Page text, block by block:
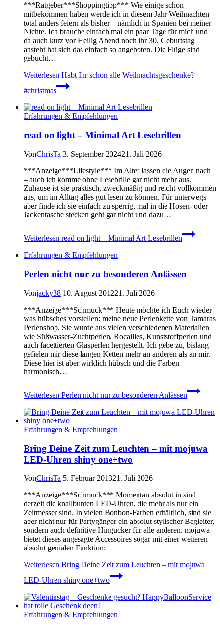
***Ratgeber***Shoppingtipp*** Wie einige schon
mitbekommen haben werde ich in diesem Jahr Weihnachten
total anders feiern als bisher – nämlich in Spanien bei meiner
Nichte. Ich brauche einfach mal ein paar Tage für mich und
da auch kurz vor Heilig Abend noch ihr 30. Geburtstag
ansteht hat sich das einfach so angeboten. Die Flüge sind
gebucht…
Weiterlesen Habt Ihr schon alle Weihnachtsgeschenke?
#christmas
Erfahrungen & Empfehlungen
read on light – Minimal Art Lesebrillen
VonChrisTa 3. September 202421. Juli 2026
***Anzeige***Lifestyle*** Im Alter lassen die Augen nach
– auch ich komme ohne Lesebrille gar nicht mehr aus.
Zuhause ist sie praktisch, zweckmäßig und reicht vollkommen
aus, um im Alltag alles gut lesen zu können. Für unterwegs
aber finde ich sie einfach zu sperrig, mal in die Hosen- oder
Jackentasche stecken geht gar nicht und dazu…
Weiterlesen read on light – Minimal Art Lesebrillen
Erfahrungen & Empfehlungen
Perlen nicht nur zu besonderen Anlässen
Vonjacky38 10. August 201221. Juli 2026
***Anzeige***Schmuck*** Heute möchte ich Euch wieder
was hübsches vorstellen: meine neue Perlenkette von Tamaras
Perlenshop. Sie wurde aus vielen verschiedenen Materialien
wie Süßwasser-Zuchtperlen, Rocailles, Kunststoffperlen und
auch facettierten Glasperlen hergestellt. Ich gebe zu, bislang
gefielen mir diese langen Ketten mehr an anderen als an mir.
Diese hier ist aber wirklich hübsch und die Farben
harmonisch…
Weiterlesen Perlen nicht nur zu besonderen Anlässen
Erfahrungen & Empfehlungen
Bring Deine Zeit zum Leuchten – mit mojuwa
LED-Uhren shiny one+two
VonChrisTa 5. Februar 201321. Juli 2026
***Anzeige***Schmuck*** Momentan absolut in sind
derzeit die knallbunten LED-Uhren, die mehr als nur ein
Zeitmesser sind. In vielen Bonbon-Farben erhältlich, sind sie
aber nicht nur für Partygänger ein absolut stylischer Begleiter,
sondern auch definitive Hingucker für alle anderen. mojuwa
bietet dieses angesagte Accessoires sogar mit einer weiteren
absolut genialen Funktion:
Weiterlesen Bring Deine Zeit zum Leuchten – mit mojuwa
LED-Uhren shiny one+two
Erfahrungen & Empfehlungen